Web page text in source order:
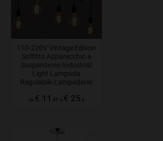
110-220V Vintage Edison
Soffitto Apparecchio a
Sospensione Industrial
Light Lampada
Regolabile Lampadario
da € 11 ,85 a € 25 ,4